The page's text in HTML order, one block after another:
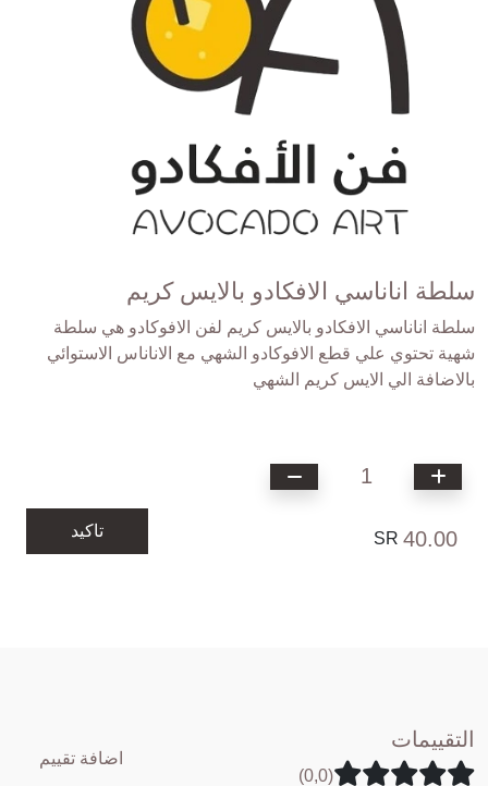
سلطة اناناسي الافكادو بالايس كريم
سلطة اناناسي الافكادو بالايس كريم لفن الافوكادو هي سلطة
شهية تحتوي علي قطع الافوكادو الشهي مع الاناناس الاستوائي
بالاضافة الي الايس كريم الشهي
1
40.00
SR تاكيد
التقييمات
(0,0)
اضافة تقييم